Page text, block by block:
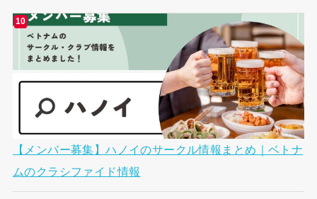
【メンバー募集】ハノイのサークル情報まとめ｜ベトナ
ムのクラシファイド情報